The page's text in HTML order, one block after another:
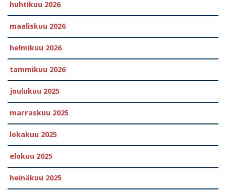
huhtikuu 2026
maaliskuu 2026
helmikuu 2026
tammikuu 2026
joulukuu 2025
marraskuu 2025
lokakuu 2025
elokuu 2025
heinäkuu 2025